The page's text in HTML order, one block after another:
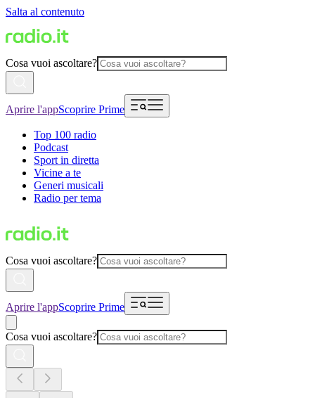
Salta al contenuto
Cosa vuoi ascoltare?
Aprire l'appScoprire Prime
Top 100 radio
Podcast
Sport in diretta
Vicine a te
Generi musicali
Radio per tema
Cosa vuoi ascoltare?
Aprire l'appScoprire Prime
Cosa vuoi ascoltare?